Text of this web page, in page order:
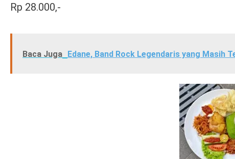
Rp 28.000,-
Baca Juga Edane, Band Rock Legendaris yang Masih